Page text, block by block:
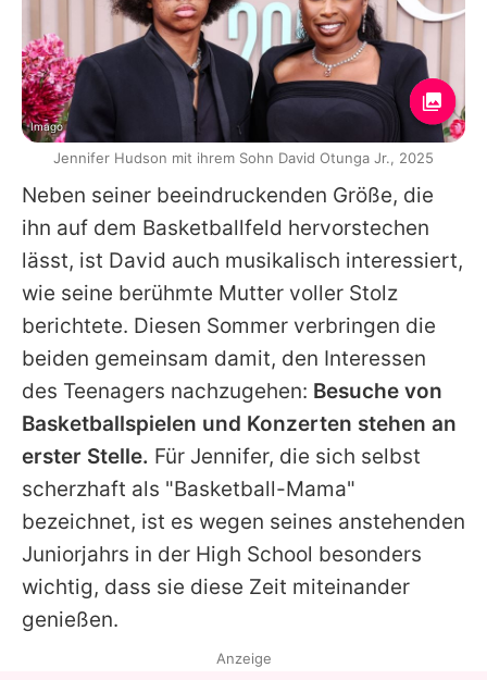
Neben seiner beeindruckenden Größe, die
ihn auf dem Basketballfeld hervorstechen
lässt, ist David auch musikalisch interessiert,
wie seine berühmte Mutter voller Stolz
berichtete. Diesen Sommer verbringen die
beiden gemeinsam damit, den Interessen
des Teenagers nachzugehen: Besuche von
Basketballspielen und Konzerten stehen an
erster Stelle. Für Jennifer, die sich selbst
scherzhaft als "Basketball-Mama"
bezeichnet, ist es wegen seines anstehenden
Juniorjahrs in der High School besonders
wichtig, dass sie diese Zeit miteinander
genießen.
Imago
Jennifer Hudson mit ihrem Sohn David Otunga Jr., 2025
Anzeige